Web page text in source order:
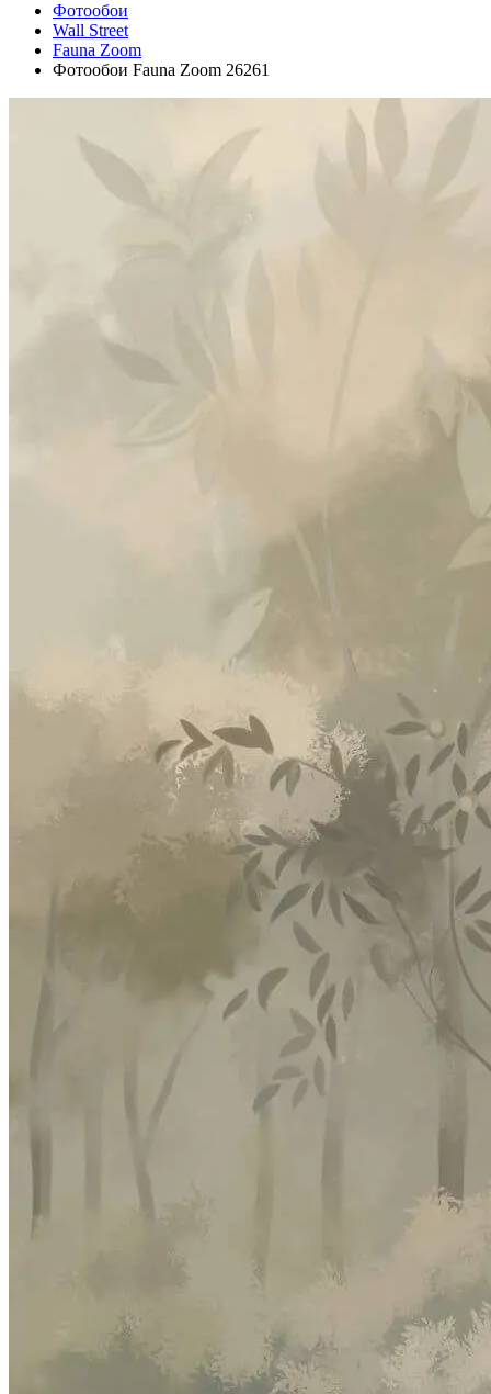
Фотообои
Wall Street
Fauna Zoom
Фотообои Fauna Zoom 26261